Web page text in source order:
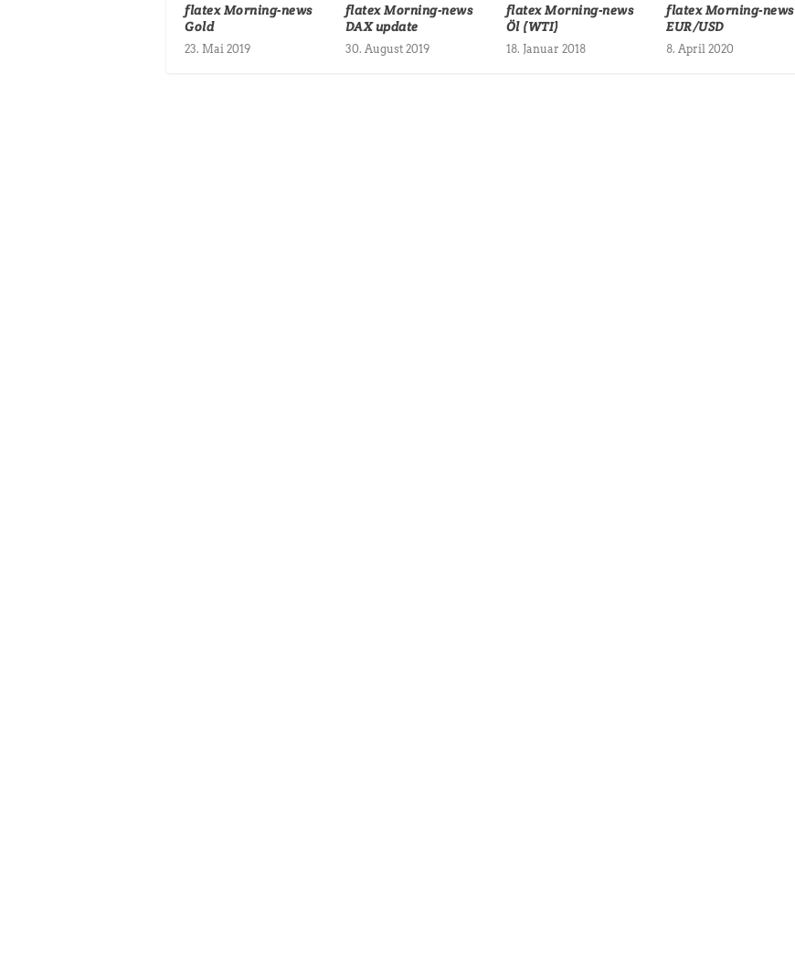
flatex Morning-news
Gold
23. Mai 2019
flatex Morning-news
DAX update
30. August 2019
flatex Morning-news
Öl (WTI)
18. Januar 2018
flatex Morning-news
EUR/USD
8. April 2020